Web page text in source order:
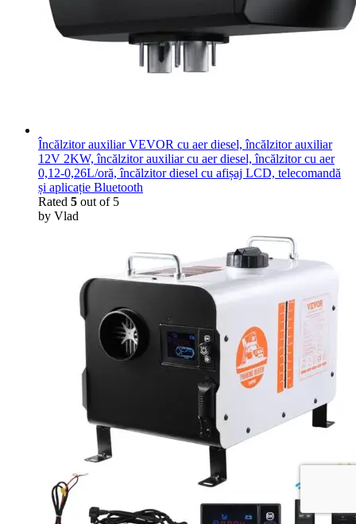
Încălzitor auxiliar VEVOR cu aer diesel, încălzitor auxiliar
12V 2KW, încălzitor auxiliar cu aer diesel, încălzitor cu aer
0,12-0,26L/oră, încălzitor diesel cu afișaj LCD, telecomandă
și aplicație Bluetooth
Rated 5 out of 5
by Vlad